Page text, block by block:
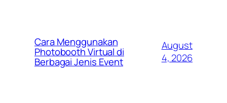
Cara Menggunakan
Photobooth Virtual di
Berbagai Jenis Event
August
4, 2026